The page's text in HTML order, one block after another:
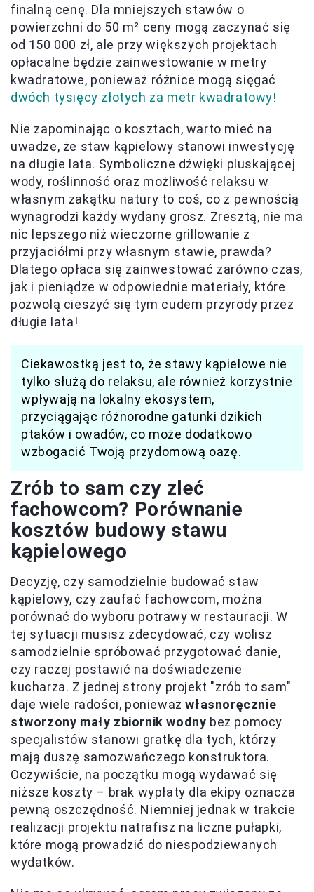
finalną cenę. Dla mniejszych stawów o
powierzchni do 50 m² ceny mogą zaczynać się
od 150 000 zł, ale przy większych projektach
opłacalne będzie zainwestowanie w metry
kwadratowe, ponieważ różnice mogą sięgać
dwóch tysięcy złotych za metr kwadratowy!
Nie zapominając o kosztach, warto mieć na
uwadze, że staw kąpielowy stanowi inwestycję
na długie lata. Symboliczne dźwięki pluskającej
wody, roślinność oraz możliwość relaksu w
własnym zakątku natury to coś, co z pewnością
wynagrodzi każdy wydany grosz. Zresztą, nie ma
nic lepszego niż wieczorne grillowanie z
przyjaciółmi przy własnym stawie, prawda?
Dlatego opłaca się zainwestować zarówno czas,
jak i pieniądze w odpowiednie materiały, które
pozwolą cieszyć się tym cudem przyrody przez
długie lata!
Ciekawostką jest to, że stawy kąpielowe nie
tylko służą do relaksu, ale również korzystnie
wpływają na lokalny ekosystem,
przyciągając różnorodne gatunki dzikich
ptaków i owadów, co może dodatkowo
wzbogacić Twoją przydomową oazę.
Zrób to sam czy zleć
fachowcom? Porównanie
kosztów budowy stawu
kąpielowego
Decyzję, czy samodzielnie budować staw
kąpielowy, czy zaufać fachowcom, można
porównać do wyboru potrawy w restauracji. W
tej sytuacji musisz zdecydować, czy wolisz
samodzielnie spróbować przygotować danie,
czy raczej postawić na doświadczenie
kucharza. Z jednej strony projekt "zrób to sam"
daje wiele radości, ponieważwłasnoręcznie
stworzony mały zbiornik wodny bez pomocy
specjalistów stanowi gratkę dla tych, którzy
mają duszę samozwańczego konstruktora.
Oczywiście, na początku mogą wydawać się
niższe koszty – brak wypłaty dla ekipy oznacza
pewną oszczędność. Niemniej jednak w trakcie
realizacji projektu natrafisz na liczne pułapki,
które mogą prowadzić do niespodziewanych
wydatków.